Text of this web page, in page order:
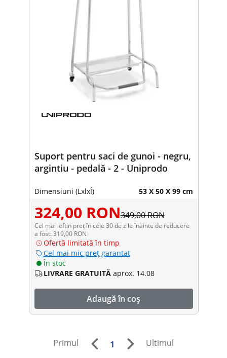
Suport pentru saci de gunoi - negru,
argintiu - pedală - 2 - Uniprodo
Dimensiuni (LxlxÎ) 53 X 50 X 99 cm
324,00 RON349,00 RON
Cel mai ieftin preț în cele 30 de zile înainte de reducere
a fost: 319,00 RON
Ofertă limitată în timp
Cel mai mic preț garantat
În stoc
LIVRARE GRATUITĂ aprox. 14.08
Adaugă în coș
Primul 1 Ultimul